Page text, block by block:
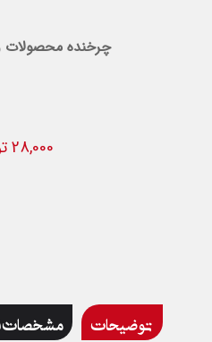
چرخنده محصولات
28,000 تومان
توضیحات مشخصات